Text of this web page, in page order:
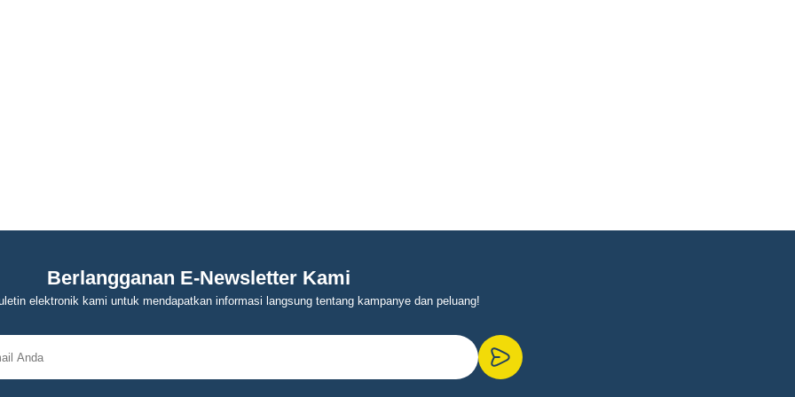
Berlangganan E-Newsletter Kami
elektronik kami untuk mendapatkan informasi langsung tentang kampanye dan peluang!